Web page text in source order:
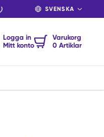
SPRÅK
Logga in
Mitt konto
Varukorg
0 Artiklar